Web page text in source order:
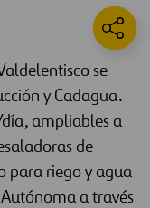
se
y Cadagua.
ampliables a
de
para riego y agua
a través